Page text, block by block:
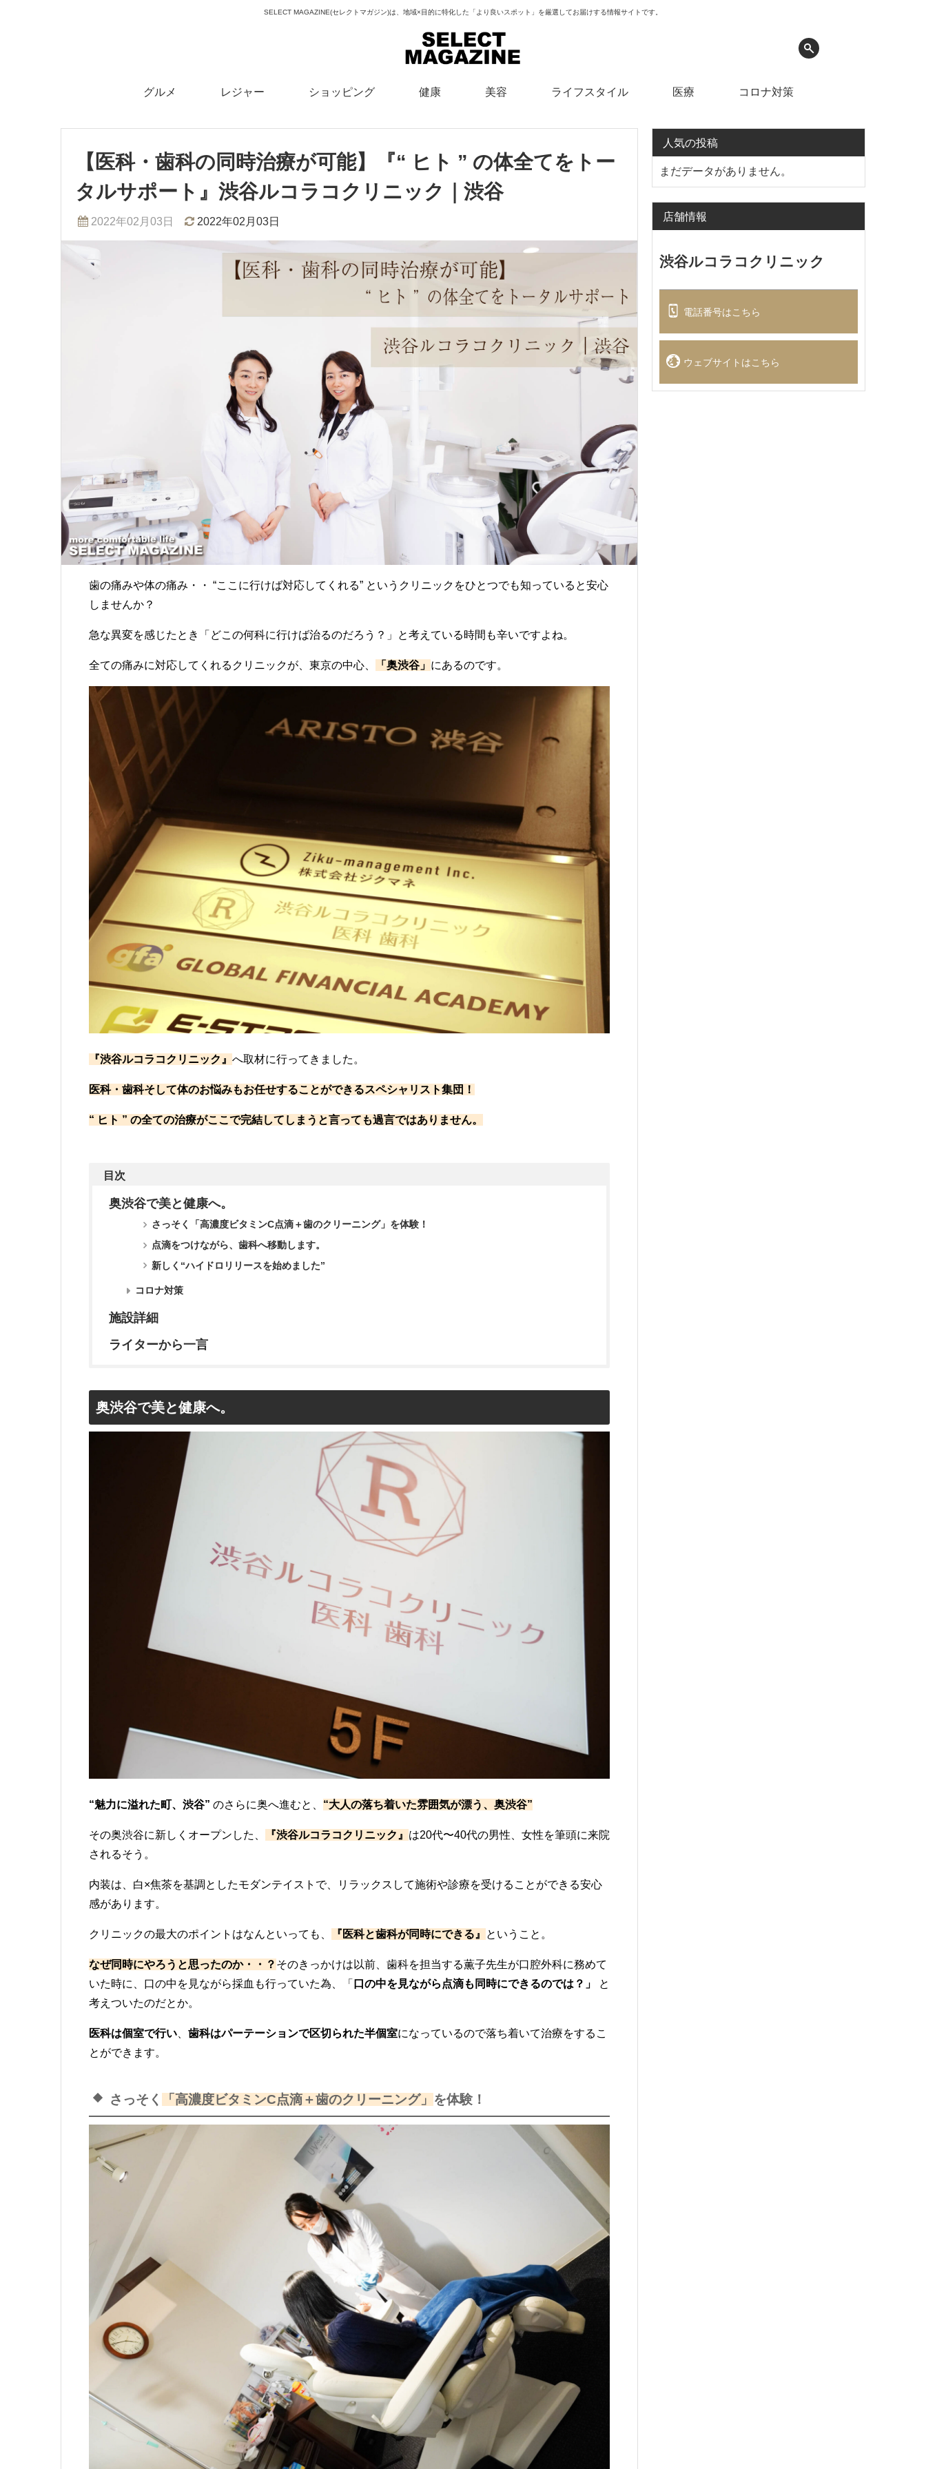
SELECT MAGAZINE(セレクトマガジン)は、地域×目的に特化した「より良いスポット」を厳選してお届けする情報サイトです。
グルメ レジャー ショッピング 健康 美容 ライフスタイル 医療 コロナ対策
【医科・歯科の同時治療が可能】『“ ヒト ” の体全てをトー
タルサポート』渋谷ルコラコクリニック｜渋谷
2022年02月03日 2022年02月03日
歯の痛みや体の痛み・・ “ここに行けば対応してくれる” というクリニックをひとつでも知っていると安心
しませんか？
急な異変を感じたとき「どこの何科に行けば治るのだろう？」と考えている時間も辛いですよね。
全ての痛みに対応してくれるクリニックが、東京の中心、 「奥渋谷」 にあるのです。
『渋谷ルコラコクリニック』 へ取材に行ってきました。
医科・歯科そして体のお悩みもお任せすることができるスペシャリスト集団！
“ ヒト ” の全ての治療がここで完結してしまうと言っても過言ではありません。
目次
奥渋谷で美と健康へ。
さっそく「高濃度ビタミンC点滴＋歯のクリーニング」を体験！
点滴をつけながら、歯科へ移動します。
新しく“ハイドロリリースを始めました”
コロナ対策
施設詳細
ライターから一言
奥渋谷で美と健康へ。
“魅力に溢れた町、渋谷” のさらに奥へ進むと、 “大人の落ち着いた雰囲気が漂う、奥渋谷”
その奥渋谷に新しくオープンした、 『渋谷ルコラコクリニック』 は20代〜40代の男性、女性を筆頭に来院
されるそう。
内装は、白×焦茶を基調としたモダンテイストで、リラックスして施術や診療を受けることができる安心
感があります。
クリニックの最大のポイントはなんといっても、 『医科と歯科が同時にできる』 ということ。
なぜ同時にやろうと思ったのか・・？ そのきっかけは以前、歯科を担当する薫子先生が口腔外科に務めて
いた時に、口の中を見ながら採血も行っていた為、「 口の中を見ながら点滴も同時にできるのでは？」
と
考えついたのだとか。
医科は個室で行い 歯科はパーテーションで区切られた半個室になっているので落ち着いて治療をするこ
とができます。
さっそく 「高濃度ビタミンC点滴＋歯のクリーニング」 を体験！
人気の投稿
まだデータがありません。
店舗情報
渋谷ルコラコクリニック
電話番号はこちら
ウェブサイトはこちら